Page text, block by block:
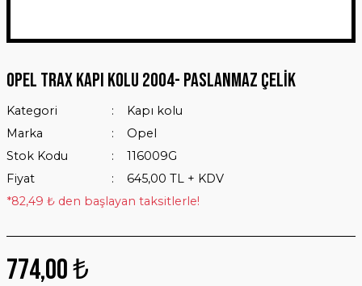
Opel Trax Kapı Kolu 2004- Paslanmaz Çelik
Kategori
Kapı kolu
Marka
Opel
Stok Kodu
116009G
Fiyat
645,00 TL + KDV
*82,49 ₺ den başlayan taksitlerle!
774,00 ₺